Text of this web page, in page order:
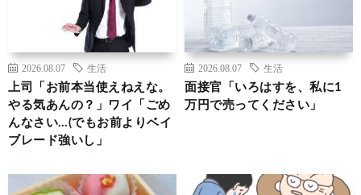
2026.08.07 生活
上司「お前本当使えねえな。
やる気あんの？」ワイ「ごめ
んなさい…(でもお前よりベイ
ブレード強いし」
2026.08.07 生活
面接官「いろはすを、私に1
万円で売ってください」